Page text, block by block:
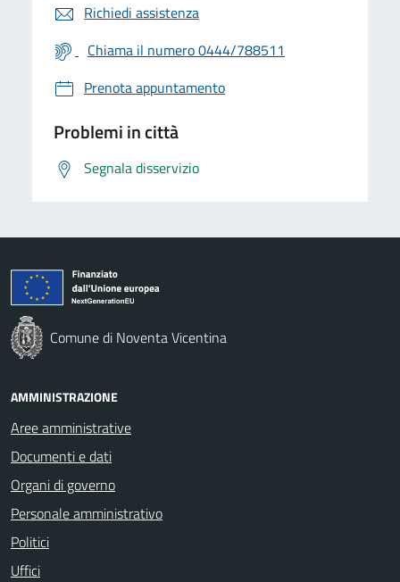
Richiedi assistenza
Chiama il numero 0444/788511
Prenota appuntamento
Problemi in città
Segnala disservizio
Comune di Noventa Vicentina
AMMINISTRAZIONE
Aree amministrative
Documenti e dati
Organi di governo
Personale amministrativo
Politici
Uffici